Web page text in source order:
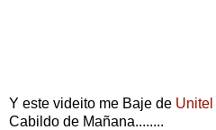
Y este videito me Baje de Unitel
Cabildo de Mañana........